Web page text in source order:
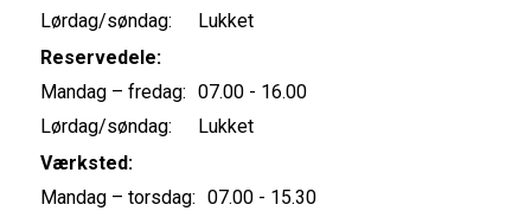
Lørdag/søndag:
Lukket
Reservedele:
Mandag – fredag: 07.00 - 16.00
Lørdag/søndag:
Lukket
Værksted:
Mandag – torsdag: 07.00 - 15.30